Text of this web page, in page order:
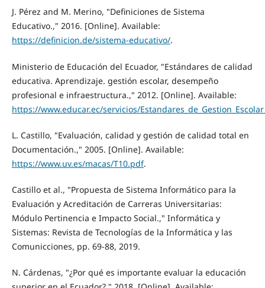
J. Pérez and M. Merino, "Definiciones de Sistema
Educativo.," 2016. [Online]. Available:
https://definicion.de/sistema-educativo/.
Ministerio de Educación del Ecuador, "Estándares de calidad
educativa. Aprendizaje. gestión escolar, desempeño
profesional e infraestructura.," 2012. [Online]. Available:
https://www.educar.ec/servicios/
L. Castillo, "Evaluación, calidad y gestión de calidad total en
Documentación.," 2005. [Online]. Available:
https://www.uv.es/macas/T10.pdf.
Castillo et al., "Propuesta de Sistema Informático para la
Evaluación y Acreditación de Carreras Universitarias:
Módulo Pertinencia e Impacto Social.," Informática y
Sistemas: Revista de Tecnologías de la Informática y las
Comunicciones, pp. 69-88, 2019.
N. Cárdenas, "¿Por qué es importante evaluar la educación